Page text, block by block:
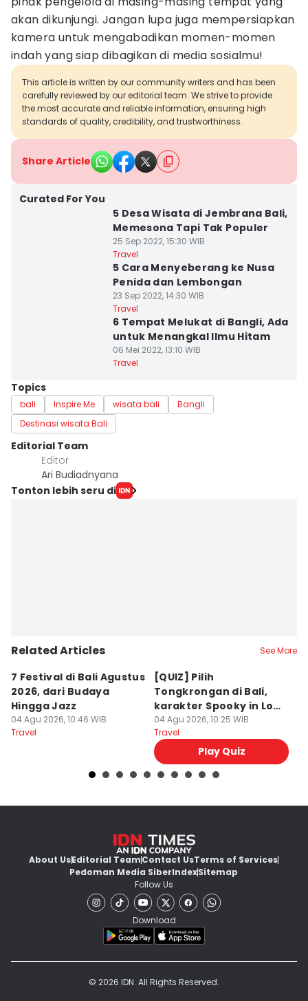
akan dikunjungi. Jangan lupa juga mempersiapkan
kamera untuk mengabadikan momen-momen
indah yang siap dibagikan di media sosialmu!
This article is written by our community writers and has been
carefully reviewed by our editorial team. We strive to provide
the most accurate and reliable information, ensuring high
standards of quality, credibility, and trustworthiness.
Share Article
Curated For You
5 Desa Wisata di Jembrana Bali,
Memesona Tapi Tak Populer
25 Sep 2022, 15:30 WIB
Travel
5 Cara Menyeberang ke Nusa
Penida dan Lembongan
23 Sep 2022, 14:30 WIB
Travel
6 Tempat Melukat di Bangli, Ada
untuk Menangkal Ilmu Hitam
06 Mei 2022, 13:10 WIB
Travel
Topics
bali Inspire Me wisata bali
Bangli
Destinasi wisata Bali
Editorial Team
Editor
Ari Budiadnyana
Tonton lebih seru di
Related Articles See More
7 Festival di Bali Agustus
2026, dari Budaya
Hingga Jazz
04 Agu 2026, 10:46 WIB
Travel
[QUIZ] Pilih
Tongkrongan di Bali,
karakter Spooky in Love
Ini Mirip Kamu
04 Agu 2026, 10:25 WIB
Travel
Play Quiz
About UsEditorial TeamContact UsTerms of Services
Pedoman Media SiberIndexSitemap
Follow Us
Download
© 2026 IDN. All Rights Reserved.